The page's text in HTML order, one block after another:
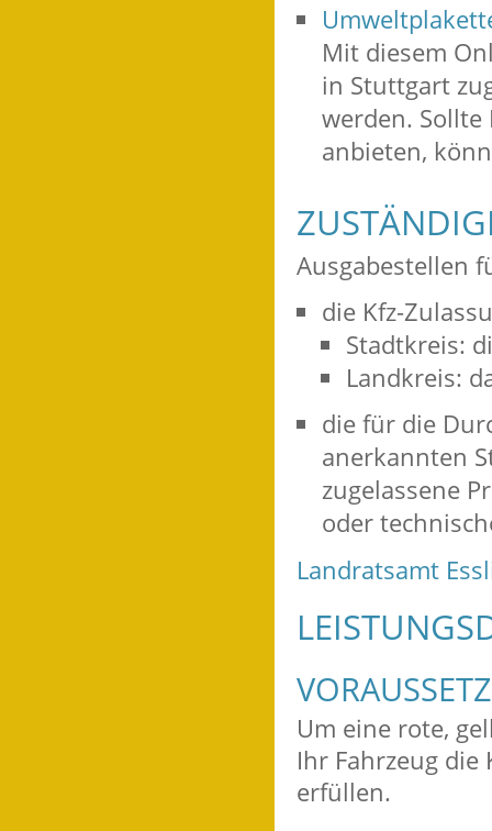
Mit diesem
in Stuttgart
werden.
anbieten,
Ausgabestellen
die Kfz-
Stadtkreis:
Landkreis:
die für die
anerkannten
zugelassene
oder
Landratsamt
Um eine rote,
Ihr Fahrzeug
erfüllen.